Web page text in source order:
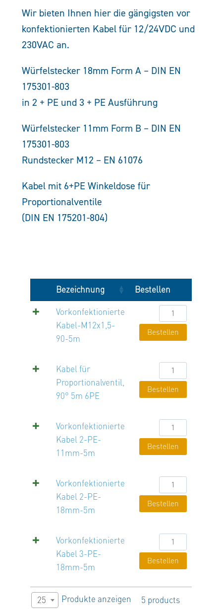
Wir bieten Ihnen hier die gängigsten vor
konfektionierten Kabel für 12/24VDC und
230VAC an.
Würfelstecker 18mm Form A – DIN EN
175301-803
in 2 + PE und 3 + PE Ausführung
Würfelstecker 11mm Form B – DIN EN
175301-803
Rundstecker M12 – EN 61076
Kabel mit 6+PE Winkeldose für
Proportionalventile
(DIN EN 175201-804)
Bezeichnung Bestellen
Vorkonfektionierte
Kabel-M12x1,5-
90-5m
Kabel-
M12x1,5-
5m
Menge
Bestellen
Kabel für
Proportionalventil,
90° 5m 6PE
Kabel
für
5m
6PE
Menge
Bestellen
Vorkonfektionierte
Kabel 2-PE-
11mm-5m
Kabel
2-
11mm-
5m
Menge
Bestellen
Vorkonfektionierte
Kabel 2-PE-
18mm-5m
Kabel
2-
18mm-
5m
Menge
Bestellen
Vorkonfektionierte
Kabel 3-PE-
18mm-5m
Kabel
3-
5m
Bestellen
25 Produkte anzeigen 5 products